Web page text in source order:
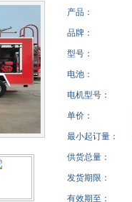
产品：
品牌：
型号：
电池：
电机型号：
单价：
最小起订量：
供货总量：
发货期限：
有效期至：